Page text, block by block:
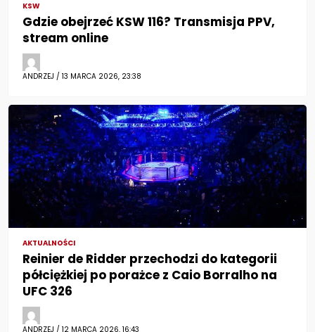
KSW
Gdzie obejrzeć KSW 116? Transmisja PPV,
stream online
ANDRZEJ / 13 MARCA 2026, 23:38
AKTUALNOŚCI
Reinier de Ridder przechodzi do kategorii
półciężkiej po porażce z Caio Borralho na
UFC 326
ANDRZEJ / 12 MARCA 2026, 16:43